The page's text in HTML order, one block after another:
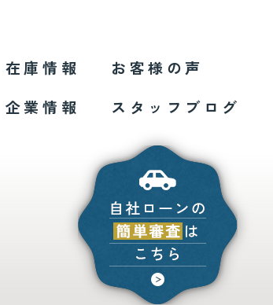
在庫情報
企業情報
お客様の声
スタッフブログ